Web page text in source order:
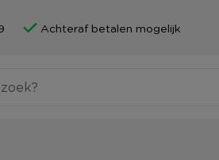
Achteraf betalen mogelijk